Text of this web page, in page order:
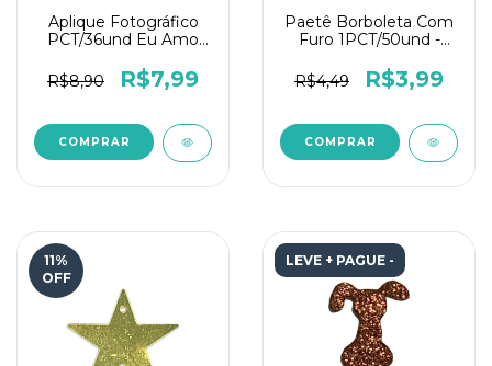
Aplique Fotográfico
PCT/36und Eu Amo
R$8,90
R$7,99
Paetê Borboleta Com
Furo 1PCT/50und -
R$4,49
R$3,99
11%
OFF
LEVE + PAGUE -